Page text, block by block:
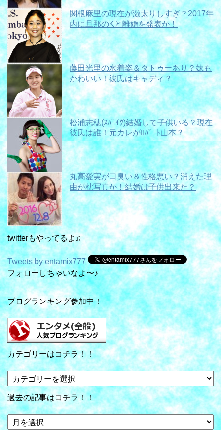
関根麻里の現在が激太りしすぎ？2017年
内に旦那のKと離婚を発表か！
藤田光里の水着姿＆タトゥーあり？妹も
かわいい！彼氏はキャディ？
松浦志穂(ｽﾊﾟｲｸ)結婚して子供いる？現在
彼氏は誰！元カレがﾛﾊﾞｰﾄ山本？
丸高愛実が口臭い＆性格悪い？消えた理
由が枕写真か！結婚は子供出来た？
twitterもやってるよ♫
Tweets by entamix777
フォローしちゃいなよ〜♪
ブログランキング参加中！
カテゴリーはコチラ！！
カ
テ
ゴ
リ
ー
は
過去の記事はコチラ！！
過